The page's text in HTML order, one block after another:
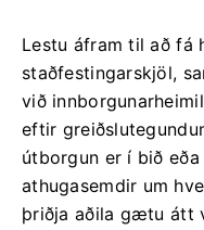
Lestu áfram til að fá
staðfestingarskjöl,
við
eftir
útborgun er í bið
athugasemdir um
þriðja aðila gætu átt